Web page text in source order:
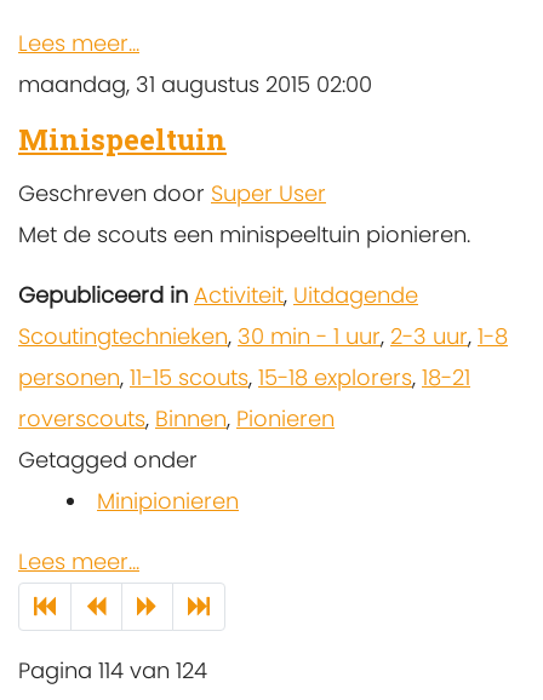
Lees meer...
maandag, 31 augustus 2015 02:00
Minispeeltuin
Geschreven door Super User
Met de scouts een minispeeltuin pionieren.
Gepubliceerd in Activiteit, Uitdagende
Scoutingtechnieken, 30 min - 1 uur, 2-3 uur, 1-8
personen, 11-15 scouts, 15-18 explorers, 18-21
roverscouts, Binnen, Pionieren
Getagged onder
Minipionieren
Lees meer...
Pagina 114 van 124